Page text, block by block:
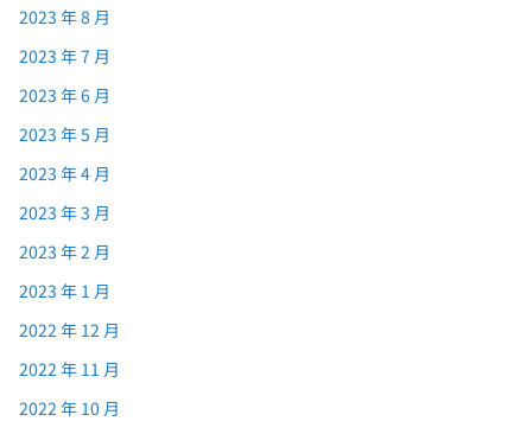
2023 年 8 月
2023 年 7 月
2023 年 6 月
2023 年 5 月
2023 年 4 月
2023 年 3 月
2023 年 2 月
2023 年 1 月
2022 年 12 月
2022 年 11 月
2022 年 10 月